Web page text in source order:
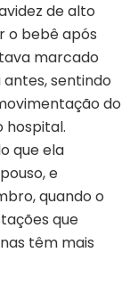
de alto
o bebê após
marcado
sentindo
do
hospital.
que ela
e
quando o
que
têm mais